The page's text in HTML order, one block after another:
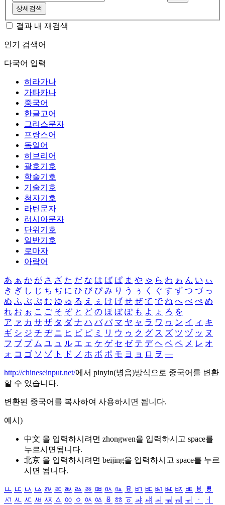
상세검색
결과 내 재검색
인기 검색어
다국어 입력
히라가나
가타카나
중국어
한글고어
그리스문자
프랑스어
독일어
히브리어
괄호기호
학술기호
기술기호
첨자기호
라틴문자
러시아문자
단위기호
일반기호
로마자
아랍어
あ ぁ か が さ ざ た だ な は ば ぱ ま や ゃ ら わ ゎ ん い ぃ
き ぎ し じ ち ぢ に ひ び ぴ み り う ぅ く ぐ す ず つ づ っ
ぬ ふ ぶ ぷ む ゆ ゅ る え ぇ け げ せ ぜ て で ね へ べ ぺ め
れ お ぉ こ ご そ ぞ と ど の ほ ぼ ぽ も よ ょ ろ を
ア ァ カ サ ザ タ ダ ナ ハ バ パ マ ヤ ャ ラ ワ ヮ ン イ ィ キ
ギ シ ジ チ ヂ ニ ヒ ビ ピ ミ リ ウ ゥ ク グ ス ズ ツ ヅ ッ ヌ
フ ブ プ ム ユ ュ ル エ ェ ケ ゲ セ ゼ テ デ ヘ ベ ペ メ レ オ
ォ コ ゴ ソ ゾ ト ド ノ ホ ボ ポ モ ヨ ョ ロ ヲ ―
http://chineseinput.net/에서 pinyin(병음)방식으로 중국어를 변환
할 수 있습니다.
변환된 중국어를 복사하여 사용하시면 됩니다.
예시)
中文 을 입력하시려면 zhongwen을 입력하시고 space를
누르시면됩니다.
北京 을 입력하시려면 beijing을 입력하시고 space를 누르
시면 됩니다.
ㅥ ㅦ ㅧ ㅨ ㅩ ㅪ ㅫ ㅬ ㅭ ㅮ ㅯ ㅰ ㅱ ㅲ ㅳ ㅴ ㅵ ㅶ ㅷ ㅸ
ㅹ
ㅺ ㅻ ㅼ ㅽ ㅾ ㅿ ㆀ ㆁ ㆂ ㆃ ㆄ ㆅ ㆆ ㆇ ㆈ ㆉ ㆊ ㆋ ㆌ ㆍ
ㆎ